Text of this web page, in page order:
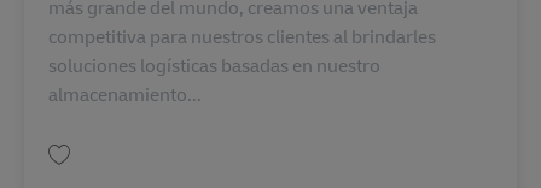
más grande del mundo, creamos una ventaja
competitiva para nuestros clientes al brindarles
soluciones logísticas basadas en nuestro
almacenamiento...